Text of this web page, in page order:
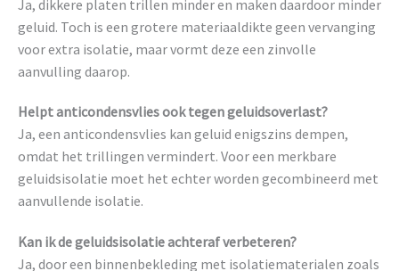
Ja, dikkere platen trillen minder en maken daardoor minder
geluid. Toch is een grotere materiaaldikte geen vervanging
voor extra isolatie, maar vormt deze een zinvolle
aanvulling daarop.
Helpt anticondensvlies ook tegen geluidsoverlast?
Ja, een anticondensvlies kan geluid enigszins dempen,
omdat het trillingen vermindert. Voor een merkbare
geluidsisolatie moet het echter worden gecombineerd met
aanvullende isolatie.
Kan ik de geluidsisolatie achteraf verbeteren?
Ja, door een binnenbekleding met isolatiematerialen zoals